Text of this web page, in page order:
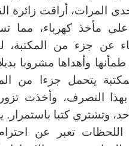
المرات، أراقت زائرة
مأخذ كهرباء، مما
عن جزء من المكتبة،
وأهداها مشروبا
يتحمل جزءا من
بهذا التصرف، وأخذت
وتشتري كتبا باستمرار.
تعبر عن